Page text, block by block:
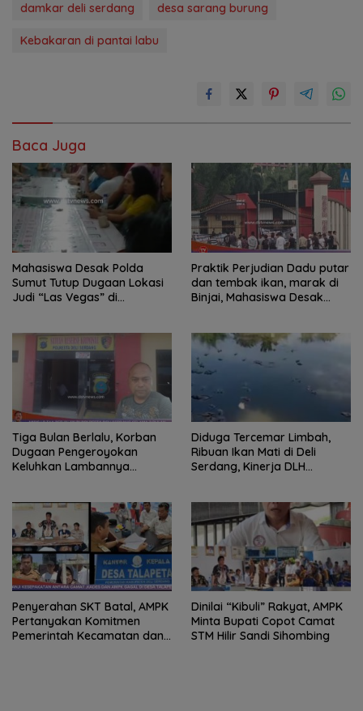
damkar deli serdang desa sarang burung
Kebakaran di pantai labu
Baca Juga
Mahasiswa Desak Polda
Sumut Tutup Dugaan Lokasi
Judi “Las Vegas” di
Praktik Perjudian Dadu putar
dan tembak ikan, marak di
Binjai, Mahasiswa Desak
Tiga Bulan Berlalu, Korban
Dugaan Pengeroyokan
Keluhkan Lambannya
Diduga Tercemar Limbah,
Ribuan Ikan Mati di Deli
Serdang, Kinerja DLH
Penyerahan SKT Batal, AMPK
Pertanyakan Komitmen
Pemerintah Kecamatan dan
Dinilai “Kibuli” Rakyat, AMPK
Minta Bupati Copot Camat
STM Hilir Sandi Sihombing